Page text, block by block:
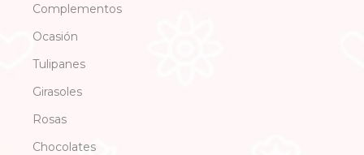
Complementos
Ocasión
Tulipanes
Girasoles
Rosas
Chocolates